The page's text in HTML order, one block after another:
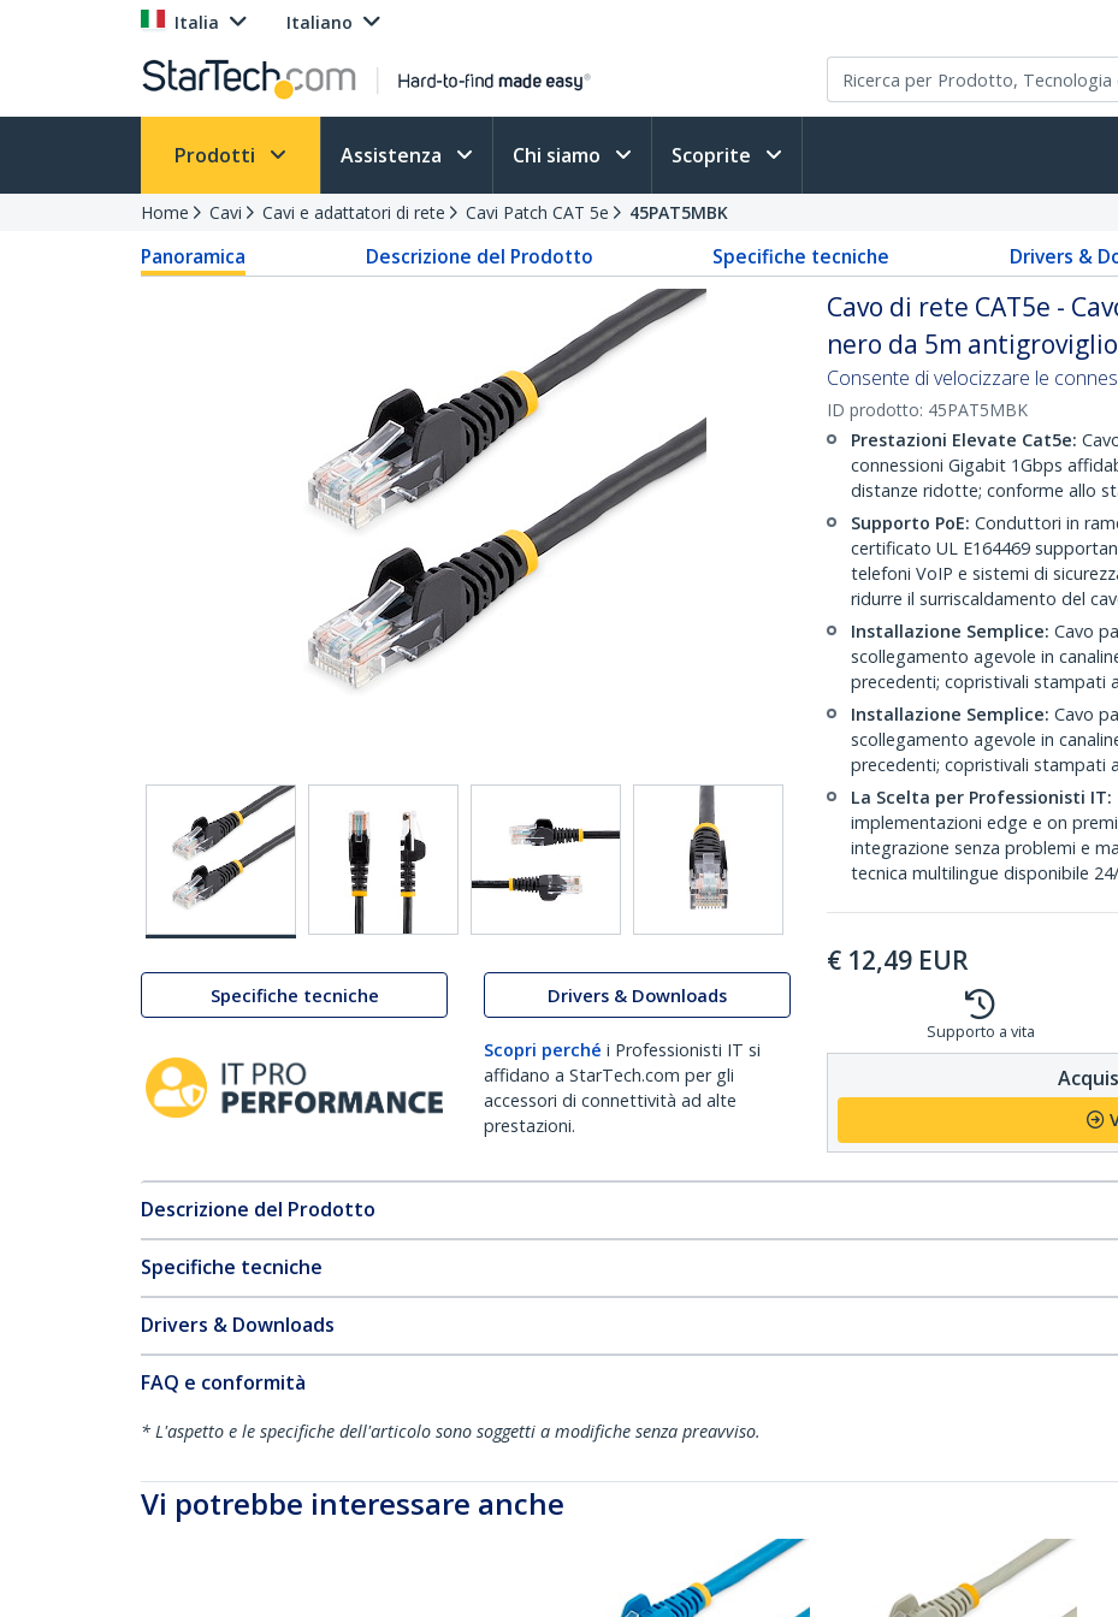
Italia Italiano
Prodotti Assistenza Chi siamo Scoprite
Home Cavi Cavi e adattatori di rete Cavi Patch CAT 5e 45PAT5MBK
Panoramica Descrizione del Prodotto Specifiche tecniche Drivers &
Specifiche tecniche Drivers & Downloads
Scopri perché i Professionisti IT si
affidano a StarTech.com per gli
accessori di connettività ad alte
prestazioni.
Cavo di rete CAT5e -
nero da 5m antigroviglio
Consente di velocizzare le
ID prodotto: 45PAT5MBK
Prestazioni Elevate Cat5e:
connessioni Gigabit 1Gbps
distanze ridotte; conforme allo
Supporto PoE: Conduttori in
certificato UL E164469
telefoni VoIP e sistemi di
ridurre il surriscaldamento del
Installazione Semplice: Cavo
scollegamento agevole in
precedenti; copristivali stampati
Installazione Semplice: Cavo
scollegamento agevole in
precedenti; copristivali stampati
La Scelta per Professionisti IT:
implementazioni edge e on
integrazione senza problemi e
tecnica multilingue disponibile
€ 12,49 EUR
Supporto a vita
Descrizione del Prodotto
Specifiche tecniche
Drivers & Downloads
FAQ e conformità
* L'aspetto e le specifiche dell'articolo sono soggetti a modifiche senza preavviso.
Vi potrebbe interessare anche